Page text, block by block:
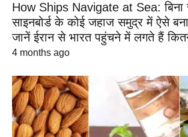
How Ships Navigate at Sea: बिना
साइनबोर्ड के कोई जहाज समुद्र में ऐसे
जानें ईरान से भारत पहुंचने में लगते हैं
4 months ago